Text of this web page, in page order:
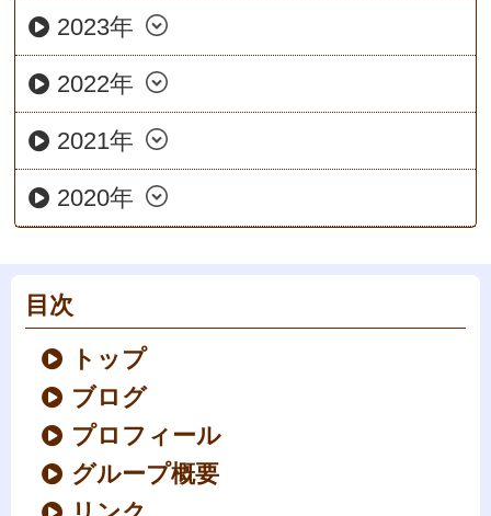
2023年
2022年
2021年
2020年
目次
トップ
ブログ
プロフィール
グループ概要